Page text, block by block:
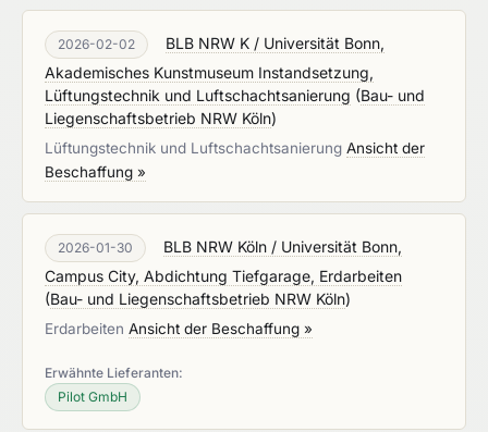
2026-02-02
BLB NRW K / Universität Bonn,
Akademisches Kunstmuseum Instandsetzung,
Lüftungstechnik und Luftschachtsanierung (Bau- und
Liegenschaftsbetrieb NRW Köln)
Lüftungstechnik und Luftschachtsanierung Ansicht der
Beschaffung »
2026-01-30
BLB NRW Köln / Universität Bonn,
Campus City, Abdichtung Tiefgarage, Erdarbeiten
(Bau- und Liegenschaftsbetrieb NRW Köln)
Erdarbeiten Ansicht der Beschaffung »
Erwähnte Lieferanten:
Pilot GmbH